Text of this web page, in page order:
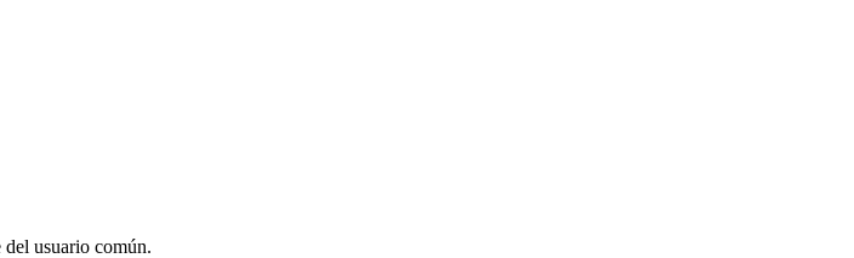
del usuario común.